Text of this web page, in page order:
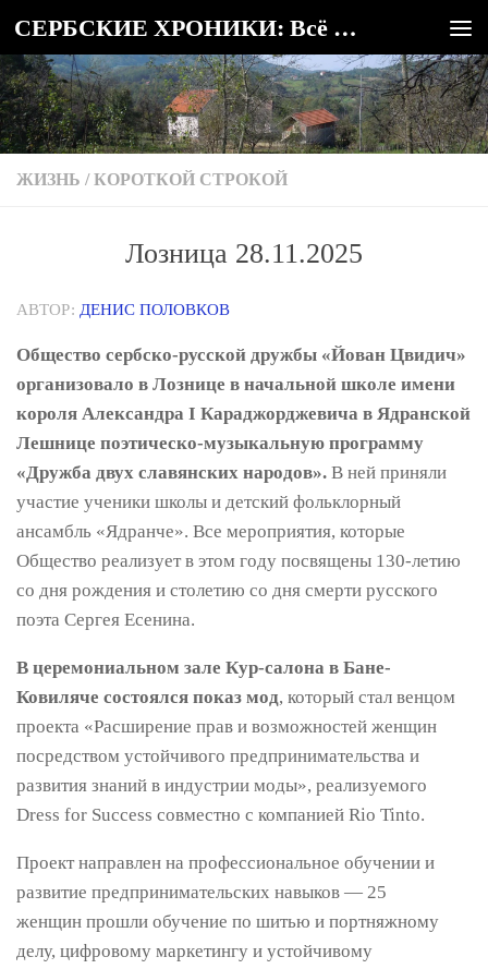
Под записью СЕРБСКИЕ ХРОНИКИ: Всё о Сербии
ЖИЗНЬ / КОРОТКОЙ СТРОКОЙ
Лозница 28.11.2025
АВТОР: ДЕНИС ПОЛОВКОВ
Общество сербско-русской дружбы «Йован Цвидич»
организовало в Лознице в начальной школе имени
короля Александра I Караджорджевича в Ядранской
Лешнице поэтическо-музыкальную программу
«Дружба двух славянских народов». В ней приняли
участие ученики школы и детский фольклорный
ансамбль «Ядранче». Все мероприятия, которые
Общество реализует в этом году посвящены 130-летию
со дня рождения и столетию со дня смерти русского
поэта Сергея Есенина.
В церемониальном зале Кур-салона в Бане-
Ковиляче состоялся показ мод, который стал венцом
проекта «Расширение прав и возможностей женщин
посредством устойчивого предпринимательства и
развития знаний в индустрии моды», реализуемого
Dress for Success совместно с компанией Rio Tinto.
Проект направлен на профессиональное обучении и
развитие предпринимательских навыков — 25
женщин прошли обучение по шитью и портняжному
делу, цифровому маркетингу и устойчивому